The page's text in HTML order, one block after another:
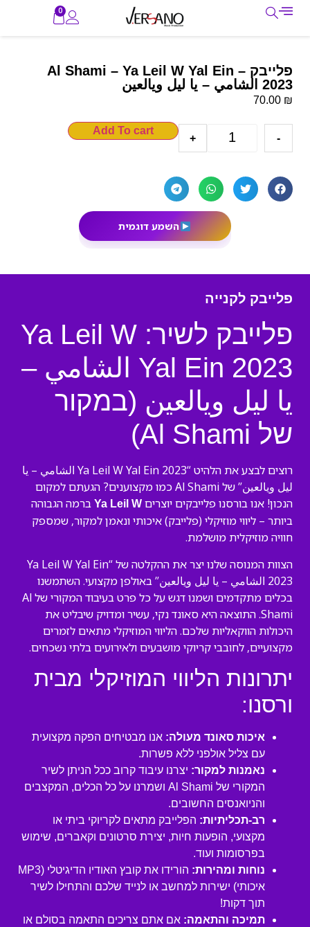
0
פלייבק – Al Shami – Ya Leil W Yal Ein
2023 الشامي – يا ليل ويالعين
70.00 ₪
-
+
Add To cart
השמע דוגמית
פלייבק לקנייה
פלייבק לשיר: Ya Leil W
Yal Ein 2023 الشامي –
يا ليل ويالعين (במקור
של Al Shami)
רוצים לבצע את הלהיט “Ya Leil W Yal Ein 2023 الشامي – يا
ليل ويالعين” של Al Shami כמו מקצוענים? הגעתם למקום
הנכון! אנו בורסנו פלייבקים יוצרים Ya Leil W ברמה הגבוהה
ביותר – ליווי מוזיקלי (פלייבק) איכותי ונאמן למקור, שמספק
חוויה מוזיקלית מושלמת.
הצוות המנוסה שלנו יצר את ההקלטה של “Ya Leil W Yal Ein
2023 الشامي – يا ليل ويالعين” באולפן מקצועי. השתמשנו
בכלים מתקדמים ושמנו דגש על כל פרט בעיבוד המקורי של Al
Shami. התוצאה היא סאונד נקי, עשיר ומדויק שיבליט את
היכולות הווקאליות שלכם. הליווי המוזיקלי מתאים לזמרים
מקצועיים, לחובבי קריוקי מושבעים ולאירועים בלתי נשכחים.
יתרונות הליווי המוזיקלי מבית
ורסנו:
איכות סאונד מעולה: אנו מבטיחים הפקה מקצועית
עם צליל אולפני ללא פשרות.
נאמנות למקור: יצרנו עיבוד קרוב ככל הניתן לשיר
המקורי של Al Shami ושמרנו על כל הכלים, המקצבים
והניואנסים החשובים.
רב-תכליתיות: הפלייבק מתאים לקריוקי ביתי או
מקצועי, הופעות חיות, יצירת סרטונים וקאברים, שימוש
בפרסומות ועוד.
נוחות ומהירות:
הורידו את קובץ האודיו הדיגיטלי (MP3
איכותי) ישירות למחשב או לנייד שלכם והתחילו לשיר
תוך דקות!
תמיכה והתאמה: אם אתם צריכים התאמה בסולם או